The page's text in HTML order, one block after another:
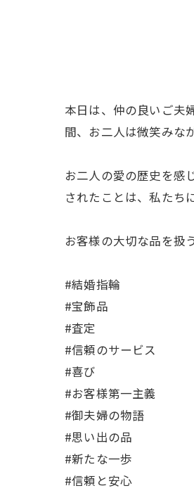
本日は、仲の良いご夫
間、お二人は微笑みな
お二人の愛の歴史を感
されたことは、私たち
お客様の大切な品を扱
#結婚指輪
#宝飾品
#査定
#信頼のサービス
#喜び
#お客様第一主義
#御夫婦の物語
#思い出の品
#新たな一歩
#信頼と安心